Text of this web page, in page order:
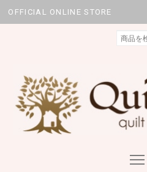
OFFICIAL ONLINE STORE